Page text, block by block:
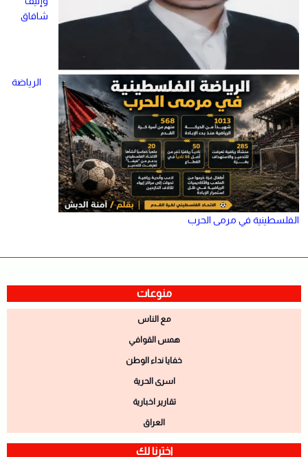
شافاق
الرياضة
الفلسطينية في مرمى الحرب
منوعات
مع الناس
همس القوافي
خفايا نداء الوطن
اسرى الحرية
تقارير اخبارية
العراق
اخترنا لك